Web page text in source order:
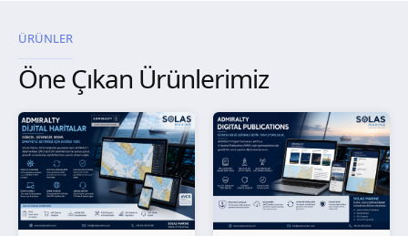
ÜRÜNLER
Öne Çıkan Ürünlerimiz
Kağıt Harita